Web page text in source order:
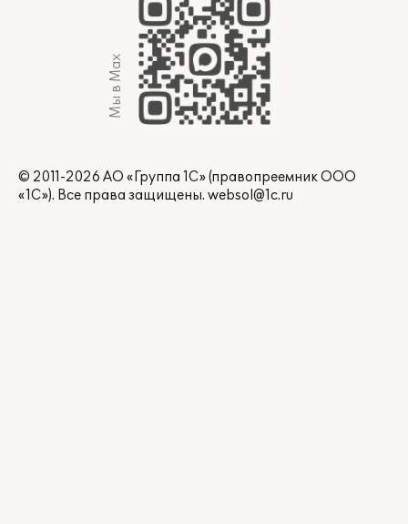
Мы в Max
© 2011-2026 АО «Группа 1С» (правопреемник ООО
«1С»). Все права защищены. websol@1c.ru